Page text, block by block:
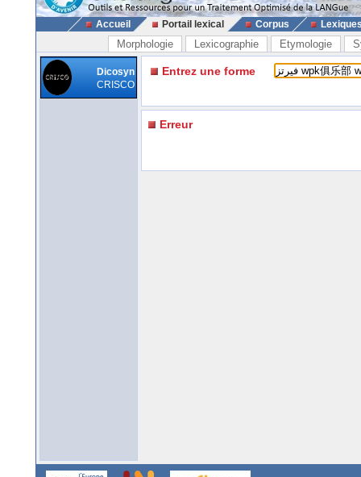
Accueil Portail lexical Corpus
Morphologie Lexicographie Etymologie
Dicosyn
CRISCO
Entrez une forme
Erreur